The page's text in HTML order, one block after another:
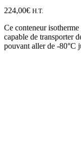
224,00€ H.T.
Ce conteneur
capable de transporter
pouvant aller de -80°C